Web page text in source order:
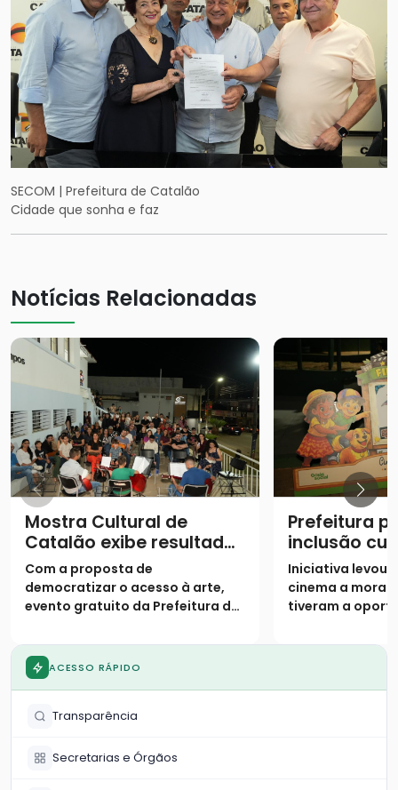
SECOM | Prefeitura de Catalão
Cidade que sonha e faz
Notícias Relacionadas
Mostra Cultural de
Catalão exibe resultados
de oficinas semestrais
Com a proposta de
democratizar o acesso à arte,
evento gratuito da Prefeitura de
semestral nesta quarta-feira
Prefeitura
inclusão
projeto
Bem” no
Iniciativa levou
cinema a
tiveram a
exibição
ACESSO RÁPIDO
Transparência
Secretarias e Órgãos